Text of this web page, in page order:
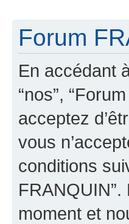
Forum
En accédant
“nos”,
acceptez
vous
conditions
moment et